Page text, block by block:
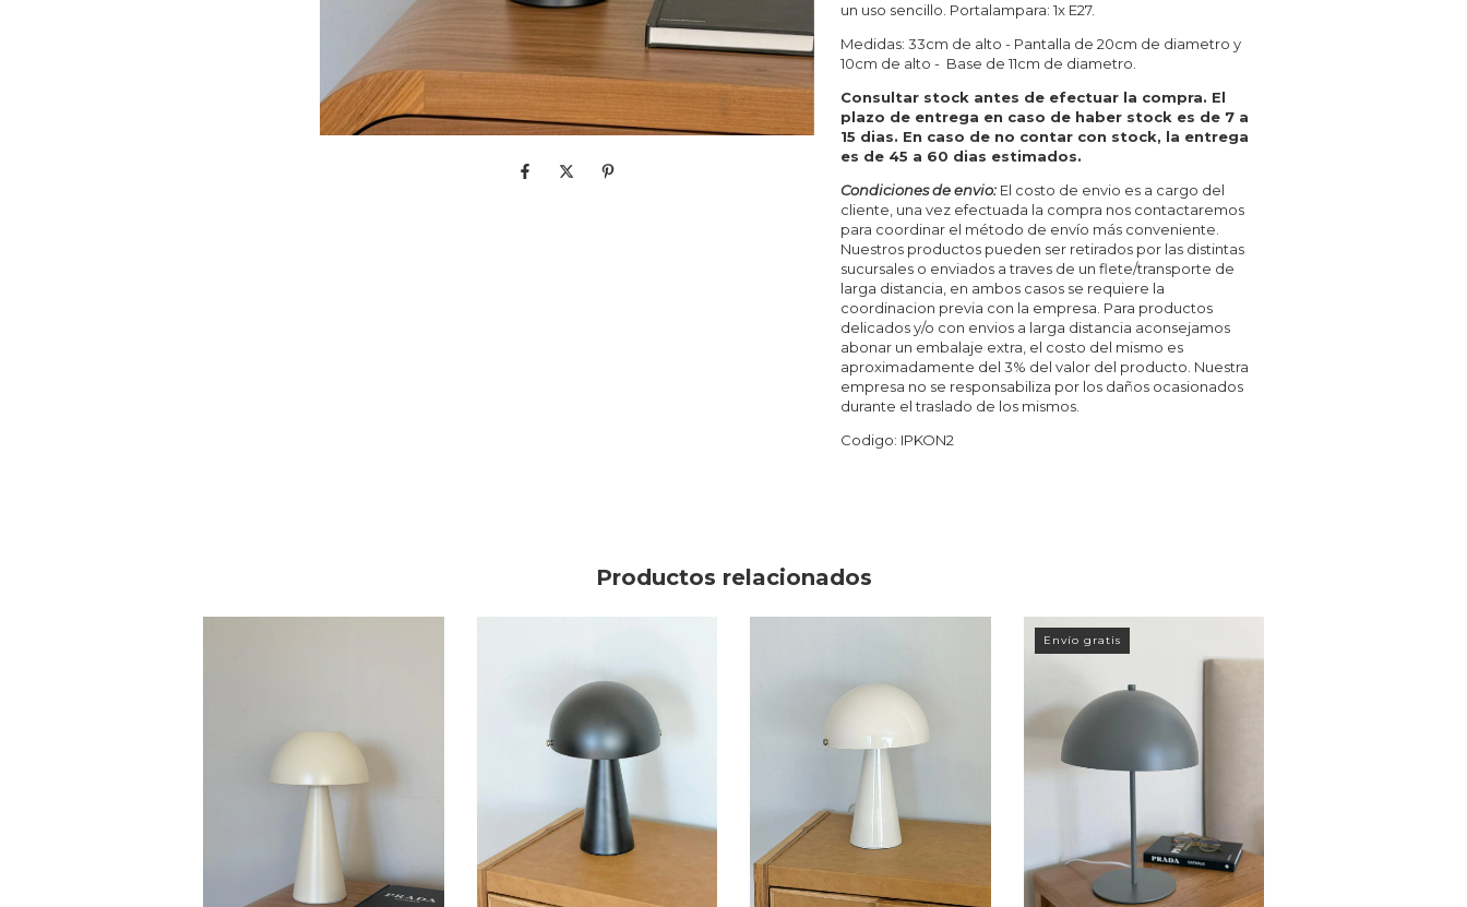
un uso sencillo. Portalampara: 1x E27.
Medidas: 33cm de alto - Pantalla de 20cm de diametro y
10cm de alto - Base de 11cm de diametro.
Consultar stock antes de efectuar la compra. El
plazo de entrega en caso de haber stock es de 7 a
15 dias. En caso de no contar con stock, la entrega
es de 45 a 60 dias estimados.
Condiciones de envio: El costo de envio es a cargo del
cliente, una vez efectuada la compra nos contactaremos
para coordinar el método de envío más conveniente.
Nuestros productos pueden ser retirados por las distintas
sucursales o enviados a traves de un flete/transporte de
larga distancia, en ambos casos se requiere la
coordinacion previa con la empresa. Para productos
delicados y/o con envios a larga distancia aconsejamos
abonar un embalaje extra, el costo del mismo es
aproximadamente del 3% del valor del producto. Nuestra
empresa no se responsabiliza por los daños ocasionados
durante el traslado de los mismos.
Codigo: IPKON2
Productos relacionados
Envío gratis